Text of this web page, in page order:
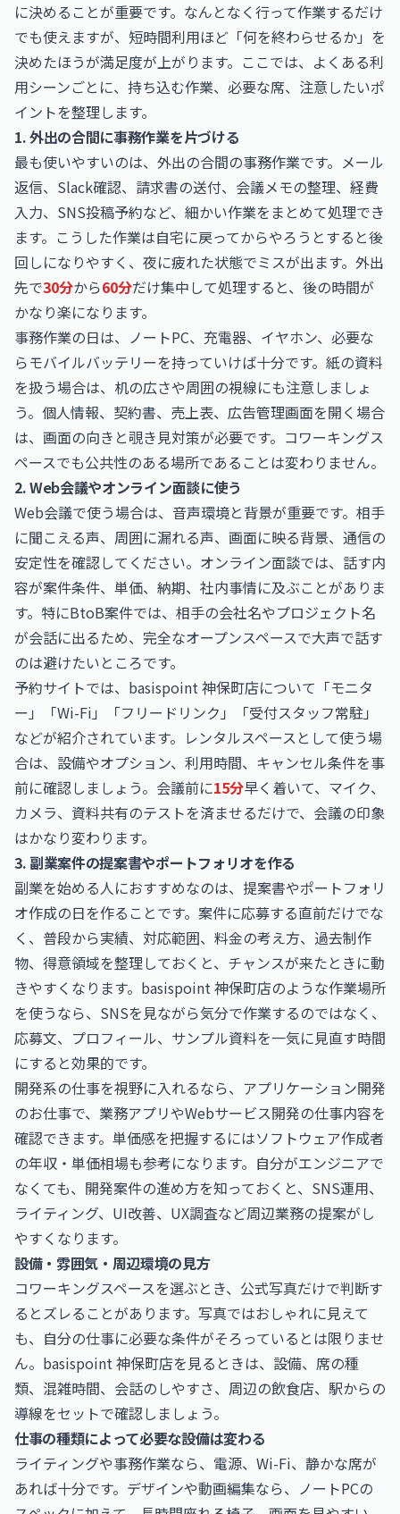
に決めることが重要です。なんとなく行って作業するだけ
でも使えますが、短時間利用ほど「何を終わらせるか」を
決めたほうが満足度が上がります。ここでは、よくある利
用シーンごとに、持ち込む作業、必要な席、注意したいポ
イントを整理します。
1. 外出の合間に事務作業を片づける
最も使いやすいのは、外出の合間の事務作業です。メール
返信、Slack確認、請求書の送付、会議メモの整理、経費
入力、SNS投稿予約など、細かい作業をまとめて処理でき
ます。こうした作業は自宅に戻ってからやろうとすると後
回しになりやすく、夜に疲れた状態でミスが出ます。外出
先で30分から60分だけ集中して処理すると、後の時間が
かなり楽になります。
事務作業の日は、ノートPC、充電器、イヤホン、必要な
らモバイルバッテリーを持っていけば十分です。紙の資料
を扱う場合は、机の広さや周囲の視線にも注意しましょ
う。個人情報、契約書、売上表、広告管理画面を開く場合
は、画面の向きと覗き見対策が必要です。コワーキングス
ペースでも公共性のある場所であることは変わりません。
2. Web会議やオンライン面談に使う
Web会議で使う場合は、音声環境と背景が重要です。相手
に聞こえる声、周囲に漏れる声、画面に映る背景、通信の
安定性を確認してください。オンライン面談では、話す内
容が案件条件、単価、納期、社内事情に及ぶことがありま
す。特にBtoB案件では、相手の会社名やプロジェクト名
が会話に出るため、完全なオープンスペースで大声で話す
のは避けたいところです。
予約サイトでは、basispoint 神保町店について「モニタ
ー」「Wi-Fi」「フリードリンク」「受付スタッフ常駐」
などが紹介されています。レンタルスペースとして使う場
合は、設備やオプション、利用時間、キャンセル条件を事
前に確認しましょう。会議前に15分早く着いて、マイク、
カメラ、資料共有のテストを済ませるだけで、会議の印象
はかなり変わります。
3. 副業案件の提案書やポートフォリオを作る
副業を始める人におすすめなのは、提案書やポートフォリ
オ作成の日を作ることです。案件に応募する直前だけでな
く、普段から実績、対応範囲、料金の考え方、過去制作
物、得意領域を整理しておくと、チャンスが来たときに動
きやすくなります。basispoint 神保町店のような作業場所
を使うなら、SNSを見ながら気分で作業するのではなく、
応募文、プロフィール、サンプル資料を一気に見直す時間
にすると効果的です。
開発系の仕事を視野に入れるなら、 アプリケーション開発
のお仕事で、業務アプリやWebサービス開発の仕事内容を
確認できます。単価感を把握するにはソフトウェア作成者
の年収・単価相場も参考になります。自分がエンジニアで
なくても、開発案件の進め方を知っておくと、SNS運用、
ライティング、UI改善、UX調査など周辺業務の提案がし
やすくなります。
設備・雰囲気・周辺環境の見方
コワーキングスペースを選ぶとき、公式写真だけで判断す
るとズレることがあります。写真ではおしゃれに見えて
も、自分の仕事に必要な条件がそろっているとは限りませ
ん。basispoint 神保町店を見るときは、設備、席の種
類、混雑時間、会話のしやすさ、周辺の飲食店、駅からの
導線をセットで確認しましょう。
仕事の種類によって必要な設備は変わる
ライティングや事務作業なら、電源、Wi-Fi、静かな席が
あれば十分です。デザインや動画編集なら、ノートPCの